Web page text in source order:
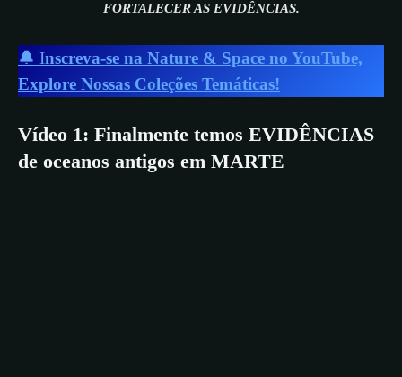
FORTALECER AS EVIDÊNCIAS.
🔔 Inscreva-se na Nature & Space no YouTube,
Explore Nossas Coleções Temáticas!
Vídeo 1: Finalmente temos EVIDÊNCIAS
de oceanos antigos em MARTE